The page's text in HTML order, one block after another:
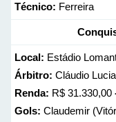
Técnico: Ferreira
Local: Estádio
Árbitro: Cláudio
Renda: R$ 31.330,00
Gols: Claudemir